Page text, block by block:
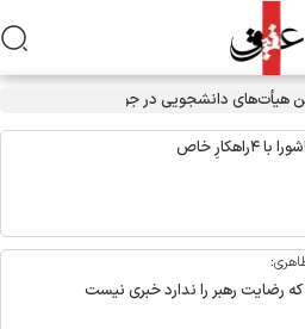
هیأت‌های دانشجویی در جوار محل شهادت
خاص
رضایت رهبر را ندارد خبری نیست